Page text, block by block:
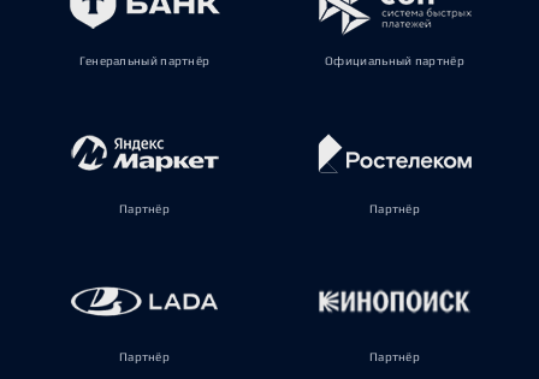
Генеральный партнёр Официальный партнёр
Партнёр Партнёр
Партнёр Партнёр